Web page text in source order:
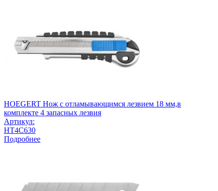
HOEGERT Нож с отламывающимся лезвием 18 мм,в
комплекте 4 запасных лезвия
Артикул:
HT4C630
Подробнее